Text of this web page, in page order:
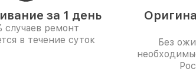
за 1 день
случаев ремонт
в течение суток
Без